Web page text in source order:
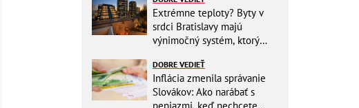
Extrémne teploty? Byty v
srdci Bratislavy majú
výnimočný systém, ktorý
DOBRE VEDIEŤ
Inflácia zmenila správanie
Slovákov: Ako narábať s